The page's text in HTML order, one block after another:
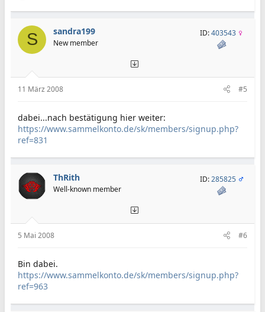
S sandra199
New member
ID:403543
11 März 2008 #5
dabei...nach bestätigung hier weiter:
https://www.sammelkonto.de/sk/members/signup.php?
ref=831
ThRith
Well-known member
ID:285825
5 Mai 2008 #6
Bin dabei.
https://www.sammelkonto.de/sk/members/signup.php?
ref=963